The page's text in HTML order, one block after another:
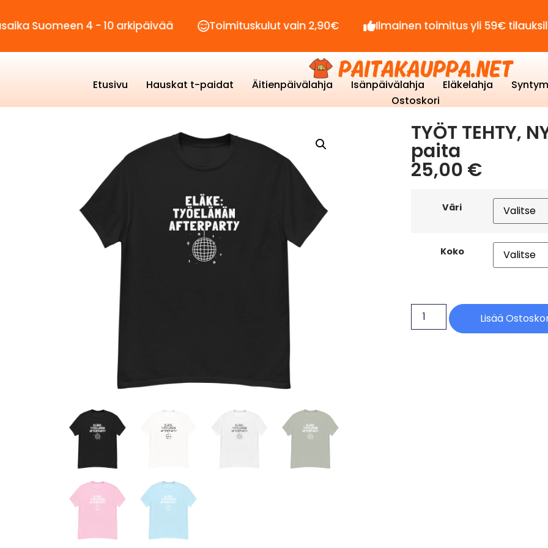
4 - 10 arkipäivää Toimituskulut vain 2,90€ Ilmainen toimitus yli 59€ tilauksille!
Etusivu Hauskat t-paidat Äitienpäivälahja Isänpäivälahja Eläkelahja
Ostoskori
TYÖT TEHTY,
paita
25,00 €
Väri
Koko
Lisää